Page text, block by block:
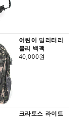
어린이 밀리터리
몰리 백팩
40,000원
크라토스 라이트